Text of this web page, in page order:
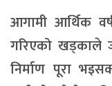
आगामी आर्थिक
गरिएको खड्काले
निर्माण पूरा